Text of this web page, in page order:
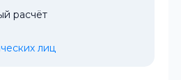
расчёт
лиц